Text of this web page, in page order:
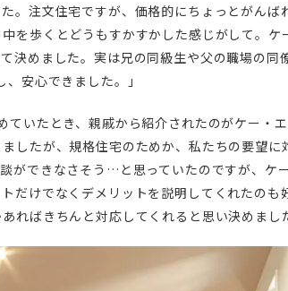
。注文住宅ですが、価格的にちょっとがんば
を歩くとどうもすかすかした感じがして。ケ
決めました。実は兄の同級生や父の職場の同
安心できました。」
ていたとき、親戚から紹介されたのがケー・
したが、規格住宅のためか、私たちの要望に
ができなさそう…と思っていたのですが、ケ
だけでなくデメリットを説明してくれたのも
ればきちんと対応してくれると思い決めまし